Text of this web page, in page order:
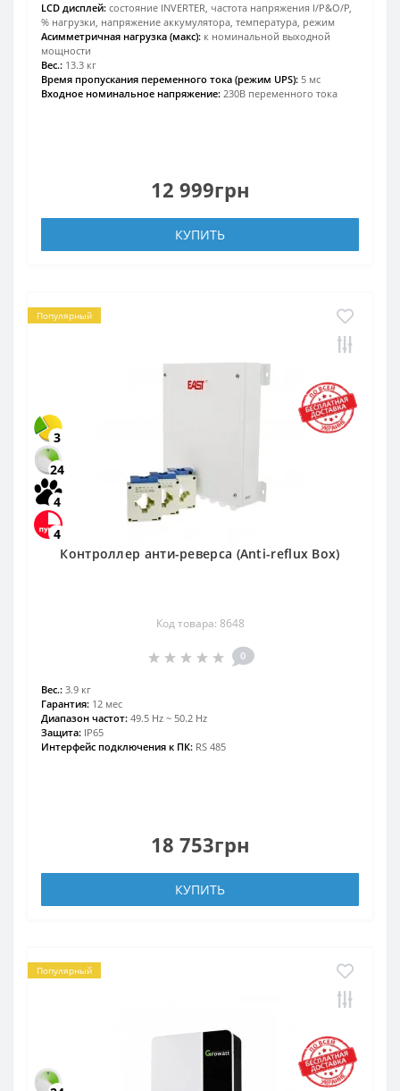
LCD дисплей: состояние INVERTER, частота напряжения I/P&O/P,
% нагрузки, напряжение аккумулятора, температура, режим
Асимметричная нагрузка (макс): к номинальной выходной
мощности
Вес.: 13.3 кг
Время пропускания переменного тока (режим UPS): 5 мс
Входное номинальное напряжение: 230В переменного тока
12 999грн
КУПИТЬ
Популярный
3
24
4
4
Контроллер анти-реверса (Anti-reflux Box)
Код товара: 8648
0
Вес.: 3.9 кг
Гарантия: 12 мес
Диапазон частот: 49.5 Hz ~ 50.2 Hz
Защита: IP65
Интерфейс подключения к ПК: RS 485
18 753грн
КУПИТЬ
Популярный